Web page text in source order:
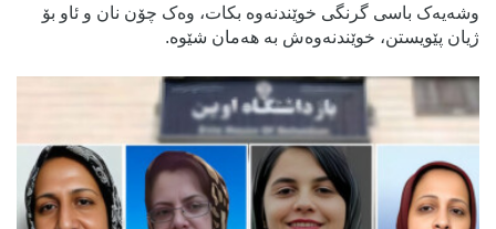
وشەیەک باسی گرنگی خوێندنەوە بکات، وەک چۆن نان و ئاو بۆ
ژیان پێویستن، خوێندنەوەش بە هەمان شێوە.